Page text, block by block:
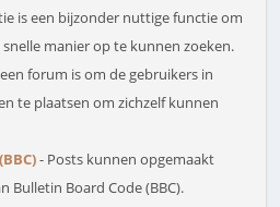
is een bijzonder nuttige functie om
manier op te kunnen zoeken.
forum is om de gebruikers in
te plaatsen om zichzelf kunnen
- Posts kunnen opgemaakt
Bulletin Board Code (BBC).